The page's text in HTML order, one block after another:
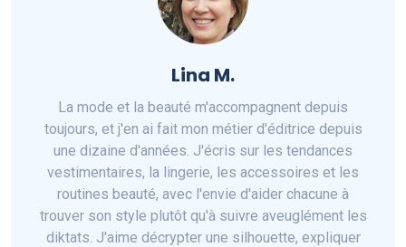
Lina M.
La mode et la beauté m'accompagnent depuis
toujours, et j'en ai fait mon métier d'éditrice depuis
une dizaine d'années. J'écris sur les tendances
vestimentaires, la lingerie, les accessoires et les
routines beauté, avec l'envie d'aider chacune à
trouver son style plutôt qu'à suivre aveuglément les
diktats. J'aime décrypter une silhouette, expliquer